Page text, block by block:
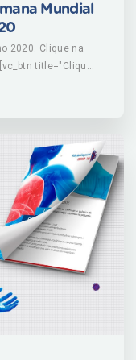
Mundial
2020. Clique na